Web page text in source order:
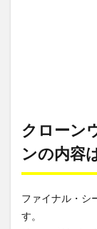
クローン
ンの内容
ファイナル・シ
す。